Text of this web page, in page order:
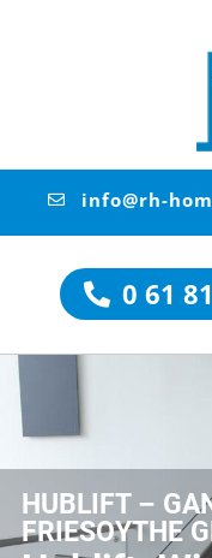
info@rh-
0 61
HUBLIFT –
FRIESOYTHE